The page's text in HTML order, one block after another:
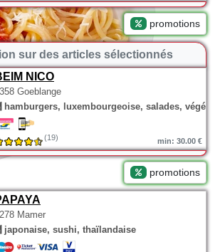
promotions
sur des articles sélectionnés
NICO
Goeblange
hamburgers, luxembourgeoise, salades,
(19) min: 30.00 €
promotions
Mamer
japonaise, sushi, thaïlandaise